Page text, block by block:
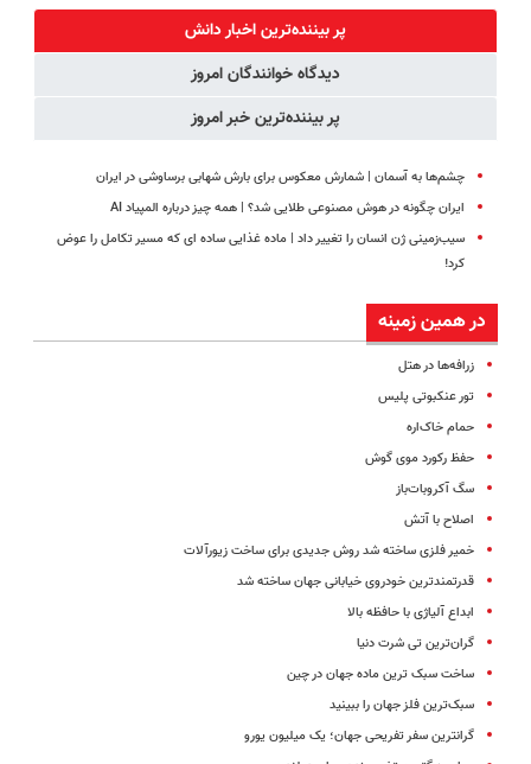
کننده خانگی
پر بیننده‌ترین اخبار دانش
دیدگاه خوانندگان امروز
پر بیننده‌ترین خبر امروز
چشم‌ها به آسمان | شمارش معکوس برای بارش شهابی برساوشی در ایران
ایران چگونه در هوش مصنوعی طلایی شد؟ | همه چیز درباره المپیاد AI
سیب‌زمینی ژن انسان را تغییر داد | ماده غذایی ساده ای که مسیر تکامل را عوض
کرد!
در همین زمینه
زرافه‌ها در هتل
تور عنکبوتی پلیس
حمام خاک‌اره
حفظ رکورد موی گوش
سگ آکروبات‌باز
اصلاح با آتش
خمیر فلزی ساخته شد روش جدیدی برای ساخت زیورآلات
قدرتمندترین خودروی خیابانی جهان ساخته شد
ابداع آلیاژ‌ی‌ با حافظه بالا
گران‌ترین تی شرت دنیا
ساخت سبک ترین ماده جهان در چین
سبک‌ترین فلز جهان را ببینید
گرانترین سفر تفریحی جهان؛ یک میلیون یورو